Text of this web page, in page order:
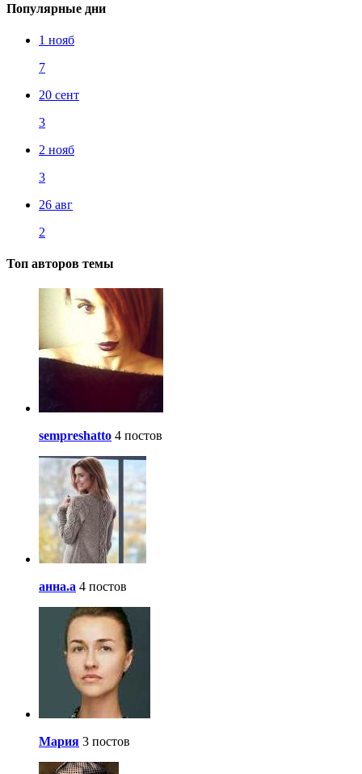
Популярные дни
1 нояб
7
20 сент
3
2 нояб
3
26 авг
2
Топ авторов темы
sempreshatto 4 постов
анна.a 4 постов
Мария 3 постов